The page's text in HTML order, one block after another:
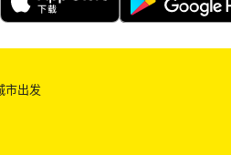
市出发